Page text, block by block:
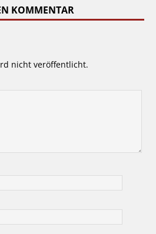
KOMMENTAR
nicht veröffentlicht.